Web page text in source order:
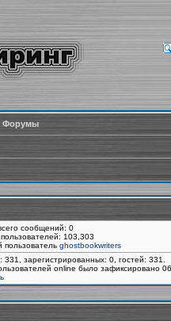
Форумы
сообщений: 0
103,303
пользователь ghostbookwriters
331, зарегистрированных: 0, гостей:
online было зафиксировано